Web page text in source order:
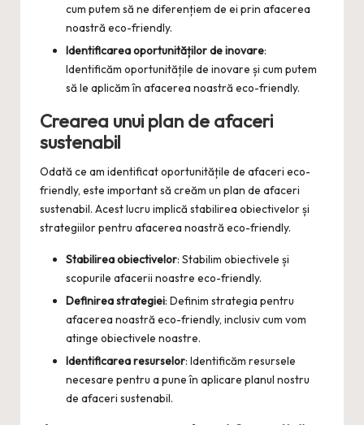
cum putem să ne diferențiem de ei prin afacerea
noastră eco-friendly.
Identificarea oportunităților de inovare:
Identificăm oportunitățile de inovare și cum putem
să le aplicăm în afacerea noastră eco-friendly.
Crearea unui plan de afaceri
sustenabil
Odată ce am identificat oportunitățile de afaceri eco-
friendly, este important să creăm un plan de afaceri
sustenabil. Acest lucru implică stabilirea obiectivelor și
strategiilor pentru afacerea noastră eco-friendly.
Stabilirea obiectivelor: Stabilim obiectivele și
scopurile afacerii noastre eco-friendly.
Definirea strategiei: Definim strategia pentru
afacerea noastră eco-friendly, inclusiv cum vom
atinge obiectivele noastre.
Identificarea resurselor: Identificăm resursele
necesare pentru a pune în aplicare planul nostru
de afaceri sustenabil.